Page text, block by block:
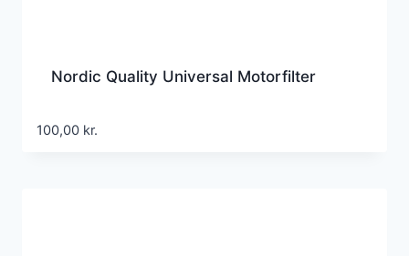
Nordic Quality Universal Motorfilter
100,00 kr.